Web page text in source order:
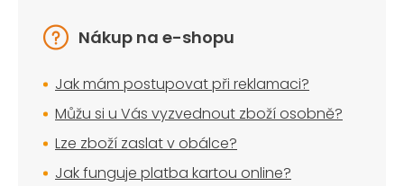
Nákup na e-shopu
Jak mám postupovat při reklamaci?
Můžu si u Vás vyzvednout zboží osobně?
Lze zboží zaslat v obálce?
Jak funguje platba kartou online?